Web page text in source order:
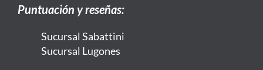
Puntuación y reseñas:
Sucursal Sabattini
Sucursal Lugones